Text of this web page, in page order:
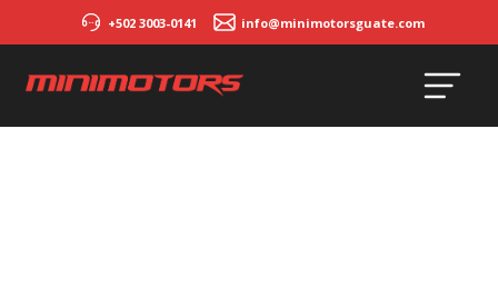
+502 3003-0141 info@minimotorsguate.com